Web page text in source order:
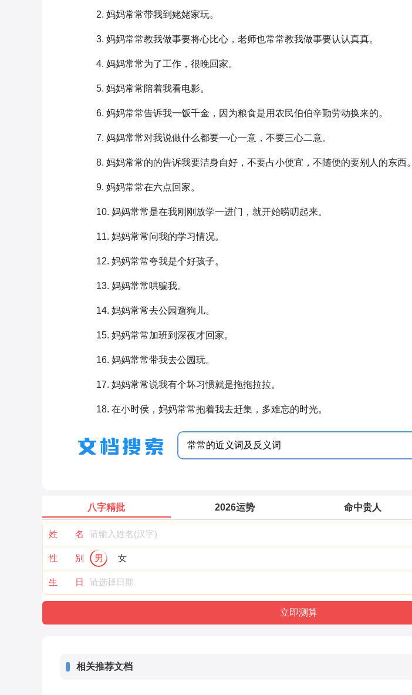
2. 妈妈常常带我到姥姥家玩。
3. 妈妈常常教我做事要将心比心，老师也常常教我做事要认认真真。
4. 妈妈常常为了工作，很晚回家。
5. 妈妈常常陪着我看电影。
6. 妈妈常常告诉我一饭千金，因为粮食是用农民伯伯辛勤劳动换来的。
7. 妈妈常常对我说做什么都要一心一意，不要三心二意。
8. 妈妈常常的的告诉我要洁身自好，不要占小便宜，不随便的要别人的东西。
9. 妈妈常常在六点回家。
10. 妈妈常常是在我刚刚放学一进门，就开始唠叨起来。
11. 妈妈常常问我的学习情况。
12. 妈妈常常夸我是个好孩子。
13. 妈妈常常哄骗我。
14. 妈妈常常去公园遛狗儿。
15. 妈妈常常加班到深夜才回家。
16. 妈妈常常带我去公园玩。
17. 妈妈常常说我有个坏习惯就是拖拖拉拉。
18. 在小时侯，妈妈常常抱着我去赶集，多难忘的时光。
八字精批 2026运势 命中贵人
姓 名
性 别 男 女
生 日
相关推荐文档